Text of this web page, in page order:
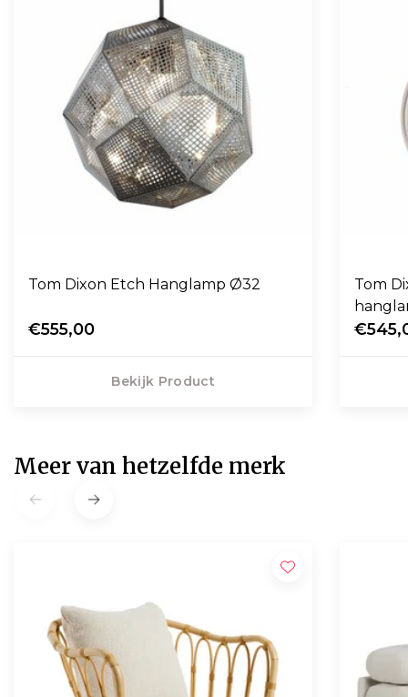
Tom Dixon Etch Hanglamp Ø32
€555,00
Bekijk Product
Tom
Meer van hetzelfde merk